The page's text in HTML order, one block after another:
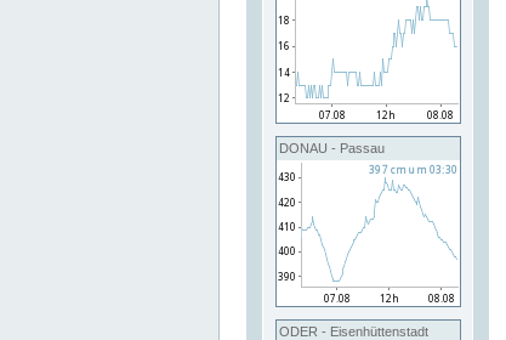
DONAU - Passau
ODER - Eisenhüttenstadt